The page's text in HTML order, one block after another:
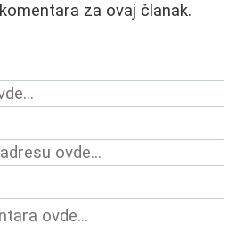
za ovaj članak.